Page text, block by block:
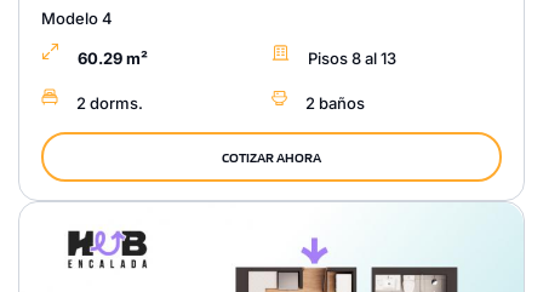
Modelo 4
60.29 m² Pisos 8 al 13
2 dorms. 2 baños
COTIZAR AHORA